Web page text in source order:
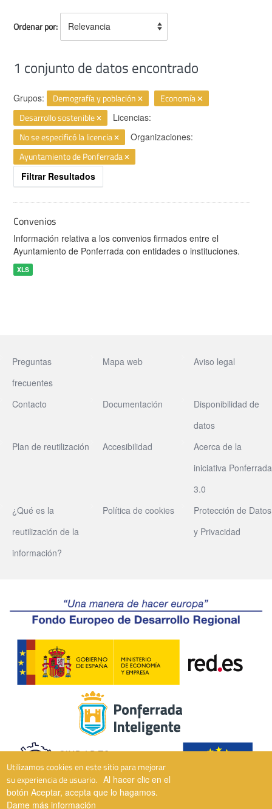
Ordenar por
1 conjunto de datos encontrado
Grupos: Demografía y población
Economía
Desarrollo sostenible
Licencias:
No se especificó la licencia Organizaciones:
Ayuntamiento de Ponferrada
Filtrar Resultados
Convenios
Información relativa a los convenios firmados entre el
Ayuntamiento de Ponferrada con entidades o instituciones.
XLS
Preguntas
frecuentes
Mapa web Aviso legal
Contacto Documentación
Disponibilidad de
datos
Plan de reutilización
Accesibilidad
Acerca de la
iniciativa Ponferrada
3.0
¿Qué es la
reutilización de la
información?
Política de cookies
Protección de Datos
y Privacidad
Utilizamos cookies en este sitio para mejorar
su experiencia de usuario. Al hacer clic en el
botón Aceptar, acepta que lo hagamos.
Dame más información